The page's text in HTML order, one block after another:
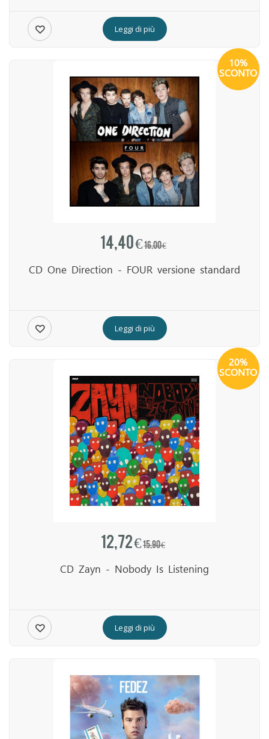
Leggi di più
14,40 €16,00 €
10%
SCONTO
CD One Direction - FOUR versione standard
Leggi di più
12,72 €15,90 €
20%
SCONTO
CD Zayn - Nobody Is Listening
Leggi di più